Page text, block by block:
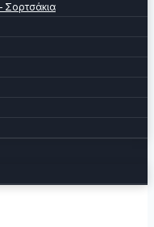
Σορτσάκια